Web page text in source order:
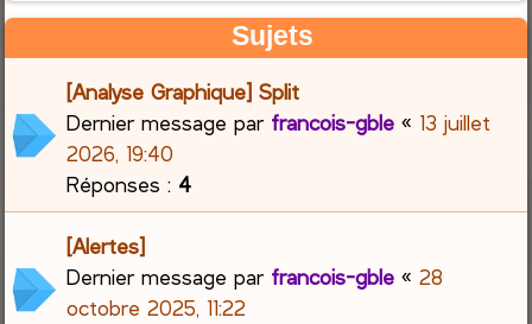
Sujets
[Analyse Graphique] Split
Dernier message par francois-gble « 13 juillet
2026, 19:40
Réponses : 4
[Alertes]
Dernier message par francois-gble «28
octobre 2025, 11:22